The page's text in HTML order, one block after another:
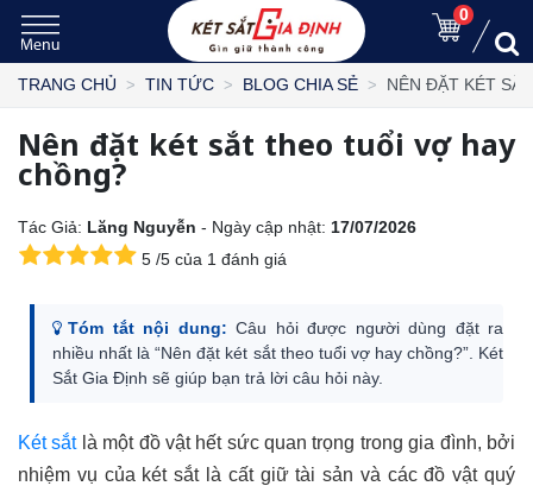
0
TRANG CHỦ TIN TỨC BLOG CHIA SẺ NÊN ĐẶT KÉT
Nên đặt két sắt theo tuổi vợ hay
chồng?
Tác Giả: Lăng Nguyễn - Ngày cập nhật: 17/07/2026
5 /5 của 1 đánh giá
Tóm tắt nội dung: Câu hỏi được người dùng đặt ra
nhiều nhất là “Nên đặt két sắt theo tuổi vợ hay chồng?”. Két
Sắt Gia Định sẽ giúp bạn trả lời câu hỏi này.
Két sắtlà một đồ vật hết sức quan trọng trong gia đình, bởi
nhiệm vụ của két sắt là cất giữ tài sản và các đồ vật quý